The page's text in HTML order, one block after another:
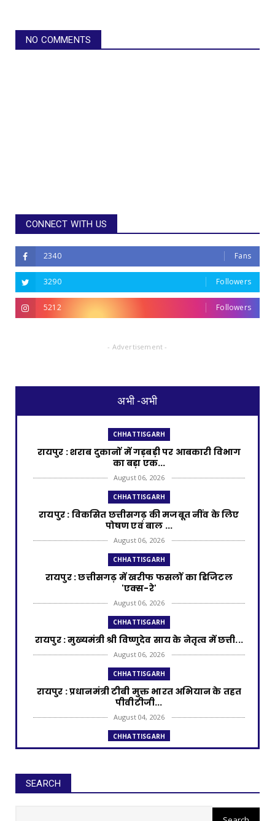
NO COMMENTS
CONNECT WITH US
2340 Fans
3290 Followers
5212 Followers
- Advertisement -
अभी -अभी
CHHATTISGARH
रायपुर : शराब दुकानों में गड़बड़ी पर आबकारी विभाग
का बड़ा एक...
August 06, 2026
CHHATTISGARH
रायपुर : विकसित छत्तीसगढ़ की मजबूत नींव के लिए
पोषण एवं बाल ...
August 06, 2026
CHHATTISGARH
​रायपुर : ​छत्तीसगढ़ में खरीफ फसलों का डिजिटल
'एक्स-रे'
August 06, 2026
CHHATTISGARH
रायपुर : मुख्यमंत्री श्री विष्णुदेव साय के नेतृत्व में छत्ती...
August 06, 2026
CHHATTISGARH
रायपुर : प्रधानमंत्री टीबी मुक्त भारत अभियान के तहत
पीवीटीजी...
August 04, 2026
CHHATTISGARH
रायपुर : प्रधानमंत्री आवास योजना से साकार हो रहा
SEARCH
रायपुर : आरसीसी नालियों के निर्माण के